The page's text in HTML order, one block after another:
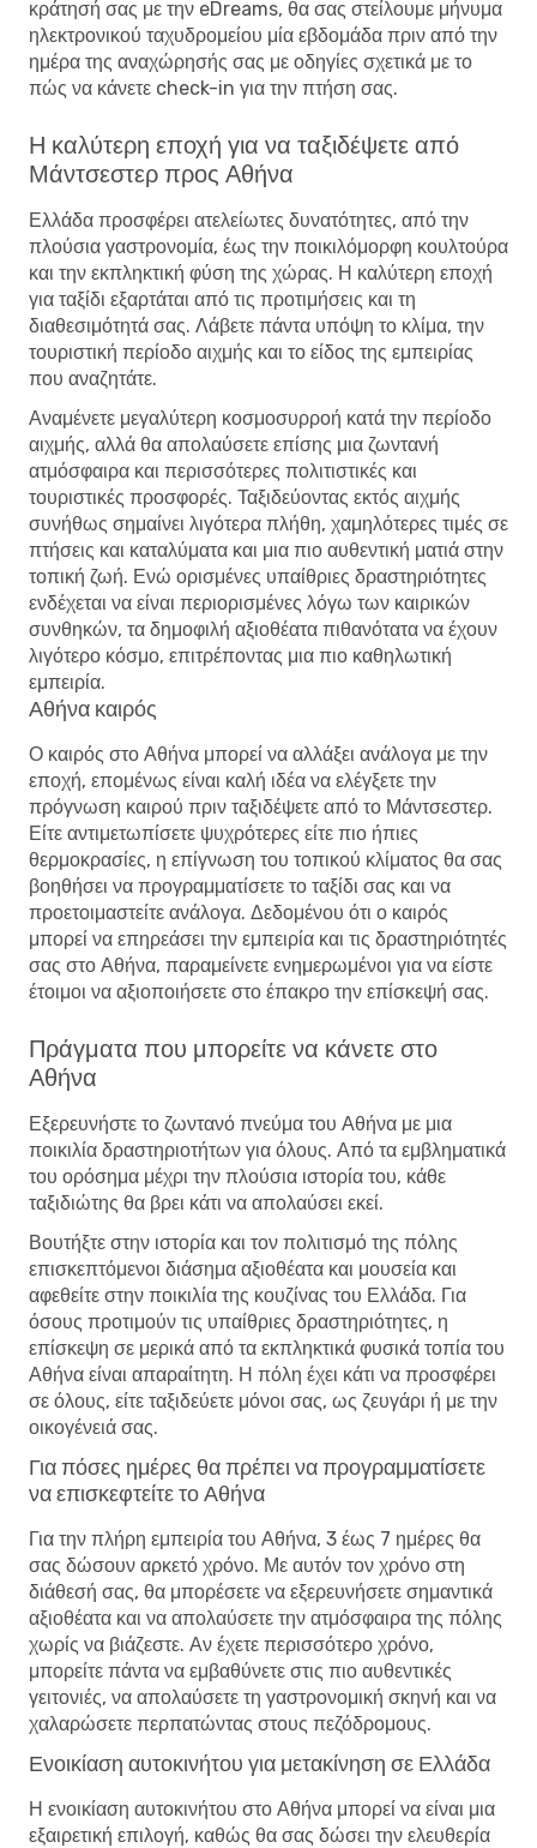
κράτησή σας με την eDreams, θα σας στείλουμε μήνυμα
ηλεκτρονικού ταχυδρομείου μία εβδομάδα πριν από την
ημέρα της αναχώρησής σας με οδηγίες σχετικά με το
πώς να κάνετε check-in για την πτήση σας.
Η καλύτερη εποχή για να ταξιδέψετε από
Μάντσεστερ προς Αθήνα
Ελλάδα προσφέρει ατελείωτες δυνατότητες, από την
πλούσια γαστρονομία, έως την ποικιλόμορφη κουλτούρα
και την εκπληκτική φύση της χώρας. Η καλύτερη εποχή
για ταξίδι εξαρτάται από τις προτιμήσεις και τη
διαθεσιμότητά σας. Λάβετε πάντα υπόψη το κλίμα, την
τουριστική περίοδο αιχμής και το είδος της εμπειρίας
που αναζητάτε.
Αναμένετε μεγαλύτερη κοσμοσυρροή κατά την περίοδο
αιχμής, αλλά θα απολαύσετε επίσης μια ζωντανή
ατμόσφαιρα και περισσότερες πολιτιστικές και
τουριστικές προσφορές. Ταξιδεύοντας εκτός αιχμής
συνήθως σημαίνει λιγότερα πλήθη, χαμηλότερες τιμές σε
πτήσεις και καταλύματα και μια πιο αυθεντική ματιά στην
τοπική ζωή. Ενώ ορισμένες υπαίθριες δραστηριότητες
ενδέχεται να είναι περιορισμένες λόγω των καιρικών
συνθηκών, τα δημοφιλή αξιοθέατα πιθανότατα να έχουν
λιγότερο κόσμο, επιτρέποντας μια πιο καθηλωτική
εμπειρία.
Αθήνα καιρός
Ο καιρός στο Αθήνα μπορεί να αλλάξει ανάλογα με την
εποχή, επομένως είναι καλή ιδέα να ελέγξετε την
πρόγνωση καιρού πριν ταξιδέψετε από το Μάντσεστερ.
Είτε αντιμετωπίσετε ψυχρότερες είτε πιο ήπιες
θερμοκρασίες, η επίγνωση του τοπικού κλίματος θα σας
βοηθήσει να προγραμματίσετε το ταξίδι σας και να
προετοιμαστείτε ανάλογα. Δεδομένου ότι ο καιρός
μπορεί να επηρεάσει την εμπειρία και τις δραστηριότητές
σας στο Αθήνα, παραμείνετε ενημερωμένοι για να είστε
έτοιμοι να αξιοποιήσετε στο έπακρο την επίσκεψή σας.
Πράγματα που μπορείτε να κάνετε στο
Αθήνα
Εξερευνήστε το ζωντανό πνεύμα του Αθήνα με μια
ποικιλία δραστηριοτήτων για όλους. Από τα εμβληματικά
του ορόσημα μέχρι την πλούσια ιστορία του, κάθε
ταξιδιώτης θα βρει κάτι να απολαύσει εκεί.
Βουτήξτε στην ιστορία και τον πολιτισμό της πόλης
επισκεπτόμενοι διάσημα αξιοθέατα και μουσεία και
αφεθείτε στην ποικιλία της κουζίνας του Ελλάδα. Για
όσους προτιμούν τις υπαίθριες δραστηριότητες, η
επίσκεψη σε μερικά από τα εκπληκτικά φυσικά τοπία του
Αθήνα είναι απαραίτητη. Η πόλη έχει κάτι να προσφέρει
σε όλους, είτε ταξιδεύετε μόνοι σας, ως ζευγάρι ή με την
οικογένειά σας.
Για πόσες ημέρες θα πρέπει να προγραμματίσετε
να επισκεφτείτε το Αθήνα
Για την πλήρη εμπειρία του Αθήνα, 3 έως 7 ημέρες θα
σας δώσουν αρκετό χρόνο. Με αυτόν τον χρόνο στη
διάθεσή σας, θα μπορέσετε να εξερευνήσετε σημαντικά
αξιοθέατα και να απολαύσετε την ατμόσφαιρα της πόλης
χωρίς να βιάζεστε. Αν έχετε περισσότερο χρόνο,
μπορείτε πάντα να εμβαθύνετε στις πιο αυθεντικές
γειτονιές, να απολαύσετε τη γαστρονομική σκηνή και να
χαλαρώσετε περπατώντας στους πεζόδρομους.
Ενοικίαση αυτοκινήτου για μετακίνηση σε Ελλάδα
Η ενοικίαση αυτοκινήτου στο Αθήνα μπορεί να είναι μια
εξαιρετική επιλογή, καθώς θα σας δώσει την ελευθερία